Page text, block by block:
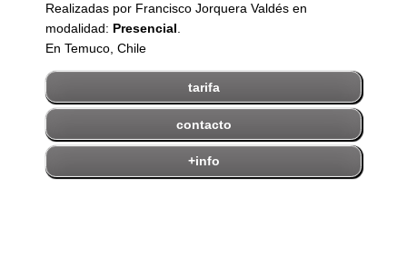
Realizadas por Francisco Jorquera Valdés en
modalidad: Presencial
En Temuco, Chile
tarifa
contacto
+info